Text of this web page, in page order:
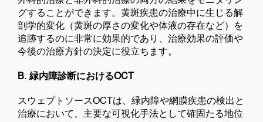
グすることができます。黄斑疾患の治療中に生じる解
剖学的変化（黄斑の厚さの変化や体液の存在など）を
追跡するのに非常に効果的であり、治療効果の評価や
今後の治療方針の決定に役立ちます。
B. 緑内障診断におけるOCT
スウェプトソースOCTは、緑内障や網膜疾患の検出と
治療において、主要な可視化手法として確固たる地位